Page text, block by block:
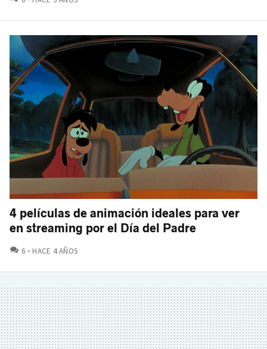
4 películas de animación ideales para ver
en streaming por el Día del Padre
6 COMENTARIOS
HACE 4 AÑOS